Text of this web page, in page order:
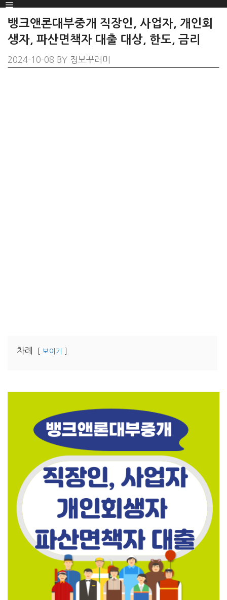
SKIP
TO
CONTENT
Menu
뱅크앤론대부중개 직장인, 사업자, 개인회
생자, 파산면책자 대출 대상, 한도, 금리
2024-10-08 BY 정보꾸러미
차례 보이기